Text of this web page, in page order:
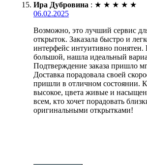
Ира Дубровина : ★ ★ ★ ★ ★
06.02.2025
Возможно, это лучший сервис
открыток. Заказала быстро и
интерфейс интуитивно
большой, нашла идеальный
Подтверждение заказа пришло
Доставка порадовала своей
пришли в отличном состоянии.
высокое, цвета живые и
всем, кто хочет порадовать
оригинальными открытками!